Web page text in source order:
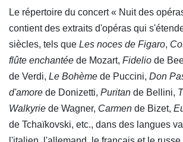
Le répertoire du concert « Nuit des
contient des extraits d'opéras qui
siècles, tels que Les noces de Figaro,
flûte enchantée de Mozart, Fidelio de
de Verdi, Le Bohème de Puccini, Don
d'amore de Donizetti, Puritan de Bellini,
Walkyrie de Wagner, Carmen de Bizet,
de Tchaïkovski, etc., dans des langues